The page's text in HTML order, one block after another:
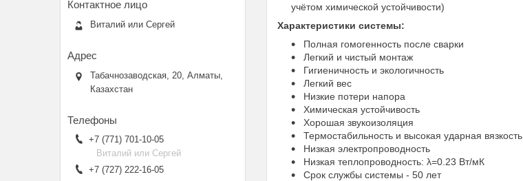
учётом химической устойчивости)
Характеристики системы:
Полная гомогенность после сварки
Легкий и чистый монтаж
Гигиеничность и экологичность
Легкий вес
Низкие потери напора
Химическая устойчивость
Хорошая звукоизоляция
Термостабильность и высокая ударная вязкость
Низкая электропроводность
Низкая теплопроводность: λ=0.23 Вт/мК
Срок службы системы - 50 лет
Виталий или Сергей
Табачнозаводская, 20, Алматы,
Казахстан
+7 (771) 701-10-05
Виталий или Сергей
+7 (727) 222-16-05